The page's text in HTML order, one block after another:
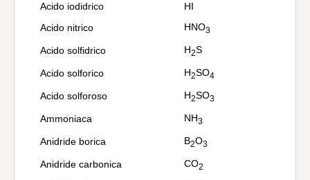
Acido iodidrico
HI
Acido nitrico
HNO3
Acido solfidrico H2S
Acido solforico H2SO4
Acido solforoso H2SO3
Ammoniaca NH3
Anidride borica B2O3
Anidride carbonica CO2